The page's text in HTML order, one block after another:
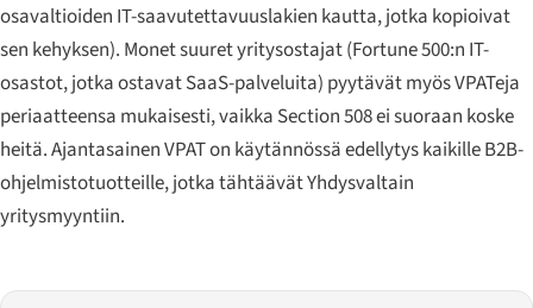
osavaltioiden IT-saavutettavuuslakien kautta, jotka kopioivat
sen kehyksen). Monet suuret yritysostajat (Fortune 500:n IT-
osastot, jotka ostavat SaaS-palveluita) pyytävät myös VPATeja
periaatteensa mukaisesti, vaikka Section 508 ei suoraan koske
heitä. Ajantasainen VPAT on käytännössä edellytys kaikille B2B-
ohjelmistotuotteille, jotka tähtäävät Yhdysvaltain
yritysmyyntiin.